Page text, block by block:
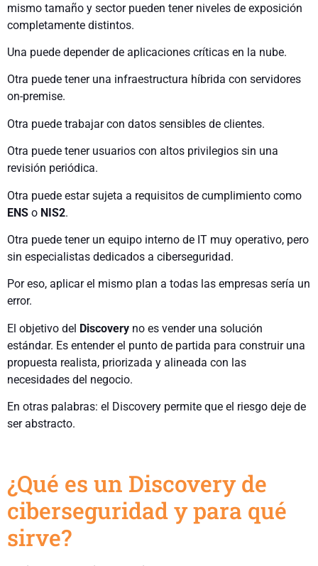
mismo tamaño y sector pueden tener niveles de exposición
completamente distintos.
Una puede depender de aplicaciones críticas en la nube.
Otra puede tener una infraestructura híbrida con servidores
on-premise.
Otra puede trabajar con datos sensibles de clientes.
Otra puede tener usuarios con altos privilegios sin una
revisión periódica.
Otra puede estar sujeta a requisitos de cumplimiento como
ENS o NIS2.
Otra puede tener un equipo interno de IT muy operativo, pero
sin especialistas dedicados a ciberseguridad.
Por eso, aplicar el mismo plan a todas las empresas sería un
error.
El objetivo del Discovery no es vender una solución
estándar. Es entender el punto de partida para construir una
propuesta realista, priorizada y alineada con las
necesidades del negocio.
En otras palabras: el Discovery permite que el riesgo deje de
ser abstracto.
¿Qué es un Discovery de
ciberseguridad y para qué
sirve?